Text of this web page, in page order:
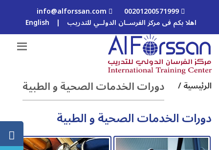
00201200571999
info@alforssan.com
اهلا بكم فى مركز الفرســان الدولــي للتدريب |
English
الرئيسية / دورات الخدمات الصحية و الطبية
دورات الخدمات الصحية و الطبية